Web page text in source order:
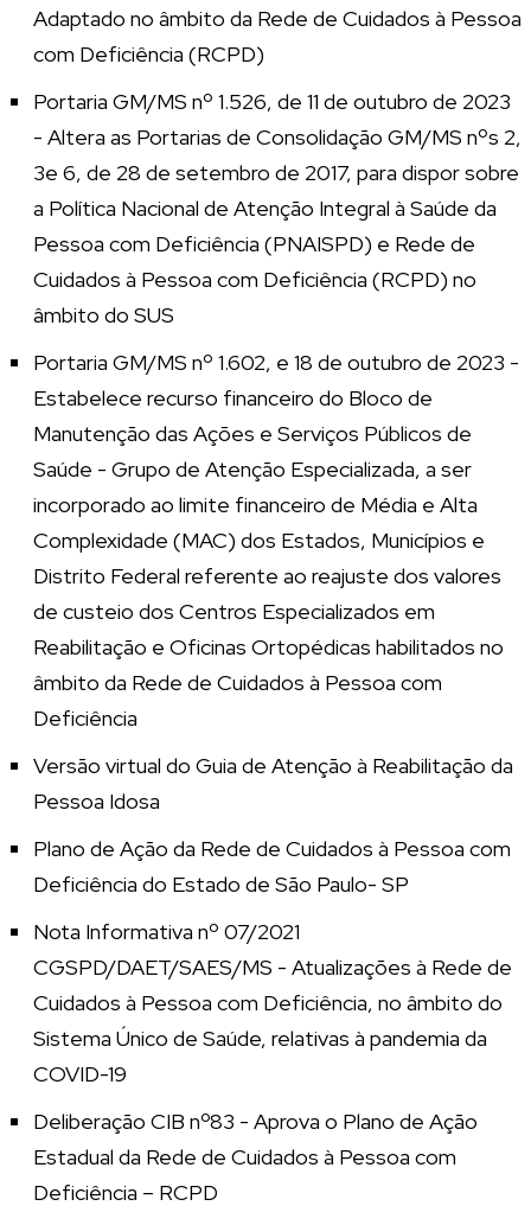
Adaptado no âmbito da Rede de Cuidados à Pessoa
com Deficiência (RCPD)
Portaria GM/MS nº 1.526, de 11 de outubro de 2023
- Altera as Portarias de Consolidação GM/MS nºs 2,
3e 6, de 28 de setembro de 2017, para dispor sobre
a Política Nacional de Atenção Integral à Saúde da
Pessoa com Deficiência (PNAISPD) e Rede de
Cuidados à Pessoa com Deficiência (RCPD) no
âmbito do SUS
Portaria GM/MS nº 1.602, e 18 de outubro de 2023 -
Estabelece recurso financeiro do Bloco de
Manutenção das Ações e Serviços Públicos de
Saúde - Grupo de Atenção Especializada, a ser
incorporado ao limite financeiro de Média e Alta
Complexidade (MAC) dos Estados, Municípios e
Distrito Federal referente ao reajuste dos valores
de custeio dos Centros Especializados em
Reabilitação e Oficinas Ortopédicas habilitados no
âmbito da Rede de Cuidados à Pessoa com
Deficiência
Versão virtual do Guia de Atenção à Reabilitação da
Pessoa Idosa
Plano de Ação da Rede de Cuidados à Pessoa com
Deficiência do Estado de São Paulo- SP
Nota Informativa nº 07/2021
CGSPD/DAET/SAES/MS - Atualizações à Rede de
Cuidados à Pessoa com Deficiência, no âmbito do
Sistema Único de Saúde, relativas à pandemia da
COVID-19
Deliberação CIB nº83 - Aprova o Plano de Ação
Estadual da Rede de Cuidados à Pessoa com
Deficiência – RCPD